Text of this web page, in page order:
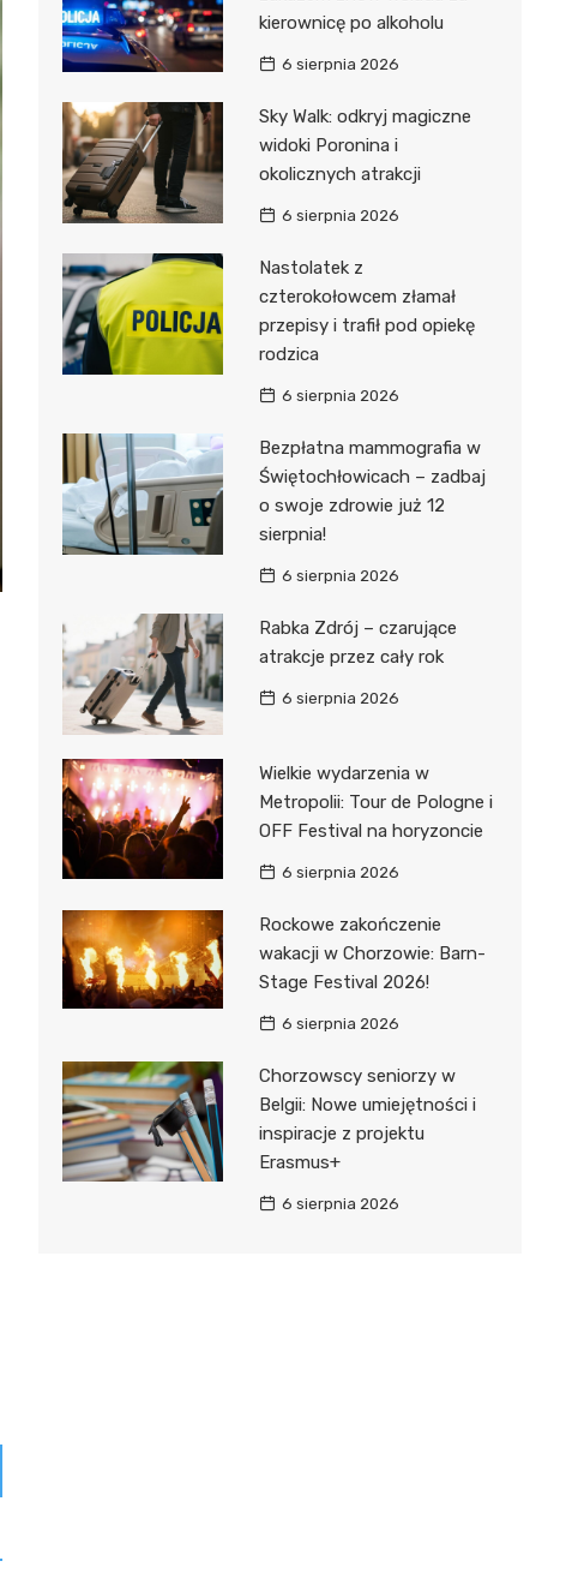
kierownicę po alkoholu
6 sierpnia 2026
Sky Walk: odkryj magiczne
widoki Poronina i
okolicznych atrakcji
6 sierpnia 2026
Nastolatek z
czterokołowcem złamał
przepisy i trafił pod opiekę
rodzica
6 sierpnia 2026
Bezpłatna mammografia w
Świętochłowicach – zadbaj
o swoje zdrowie już 12
sierpnia!
6 sierpnia 2026
Rabka Zdrój – czarujące
atrakcje przez cały rok
6 sierpnia 2026
Wielkie wydarzenia w
Metropolii: Tour de Pologne i
OFF Festival na horyzoncie
6 sierpnia 2026
Rockowe zakończenie
wakacji w Chorzowie: Barn-
Stage Festival 2026!
6 sierpnia 2026
Chorzowscy seniorzy w
Belgii: Nowe umiejętności i
inspiracje z projektu
Erasmus+
6 sierpnia 2026